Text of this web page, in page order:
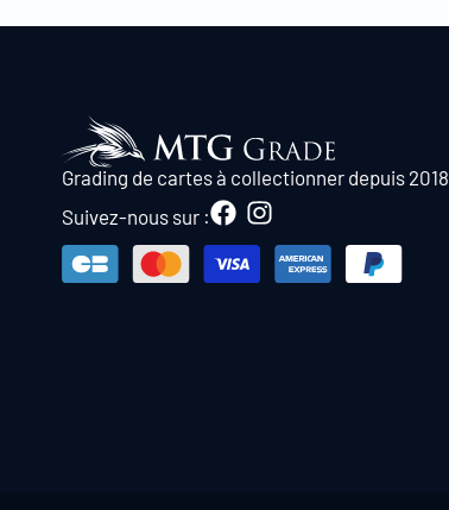
Grading de cartes à collectionner depuis 2018
Suivez-nous sur :